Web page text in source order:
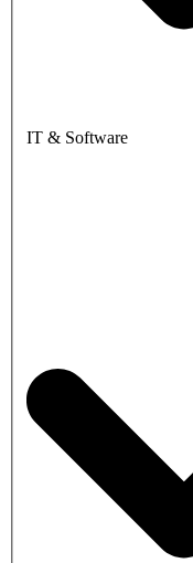
IT & Software